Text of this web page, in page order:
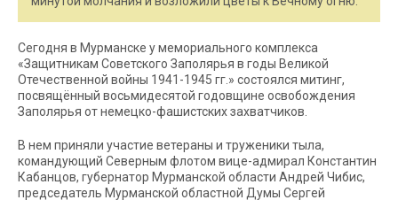
Сегодня в Мурманске у мемориального комплекса
«Защитникам Советского Заполярья в годы Великой
Отечественной войны 1941-1945 гг.» состоялся митинг,
посвящённый восьмидесятой годовщине освобождения
Заполярья от немецко-фашистских захватчиков.
В нем приняли участие ветераны и труженики тыла,
командующий Северным флотом вице-адмирал Константин
Кабанцов, губернатор Мурманской области Андрей Чибис,
председатель Мурманской областной Думы Сергей